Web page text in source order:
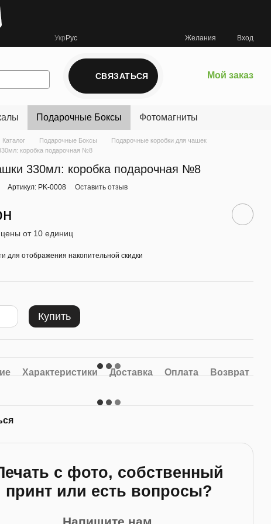
Укр Рус Желания Вход
СВЯЗАТЬСЯ Мой заказ
Подарочные Боксы Фотомагниты
Каталог Подарочные Боксы
Подарочные коробки для чашек
коробка подарочная №8
330мл: коробка подарочная №8
Артикул: PK-0008 Оставить отзыв
от 10 единиц
для отображения накопительной скидки
Купить
Характеристики Доставка Оплата Возврат
с фото, собственный
принт или есть вопросы?